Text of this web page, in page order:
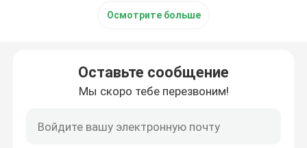
Домашняя батарея энергии
Осмотрите больше
Оставьте сообщение
Мы скоро тебе перезвоним!